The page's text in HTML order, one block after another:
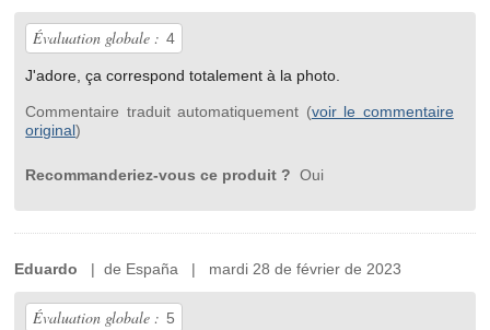
Évaluation globale : 4
J'adore, ça correspond totalement à la photo.
Commentaire traduit automatiquement (voir le commentaire
original)
Recommanderiez-vous ce produit ? Oui
Eduardo | de España | mardi 28 de février de 2023
Évaluation globale : 5